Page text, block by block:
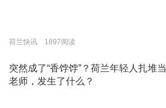
荷兰快讯 1897阅读
突然成了“香饽饽”？荷兰年轻人扎堆当
老师，发生了什么？